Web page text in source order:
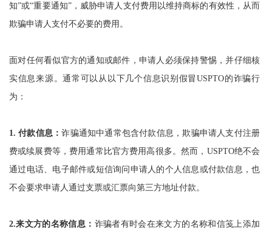
知”或“重要通知”，威胁申请人支付费用以维持商标的有效性，从而
欺骗申请人支付不必要的费用。
面对任何看似官方的通知或邮件，申请人必须保持警惕，并仔细核
实信息来源。通常可以从以下几个信息识别假冒USPTO的诈骗行
为：
1. 付款信息：诈骗通知中通常包含付款信息，欺骗申请人支付注册
费或续展费等，费用通常比官方费用高很多。然而，USPTO绝不会
通过电话、电子邮件或短信询问申请人的个人信息或付款信息，也
不会要求申请人通过支票或汇票向第三方地址付款。
2.来文方的名称信息： 诈骗者有时会在来文方的名称和信笺上添加